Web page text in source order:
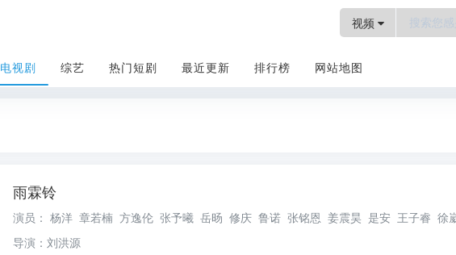
视频
电视剧 综艺 热门短剧 最近更新 排行榜 网站地图
雨霖铃
演员： 杨洋 章若楠 方逸伦 张予曦 岳旸 修庆 鲁诺 张铭恩 姜震昊 是安 王子睿 徐
导演： 刘洪源